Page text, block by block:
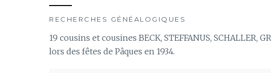
RECHERCHES GÉNÉALOGIQUES
19 cousins et cousines BECK, STEFFANUS, SCHALLER,
lors des fêtes de Pâques en 1934.